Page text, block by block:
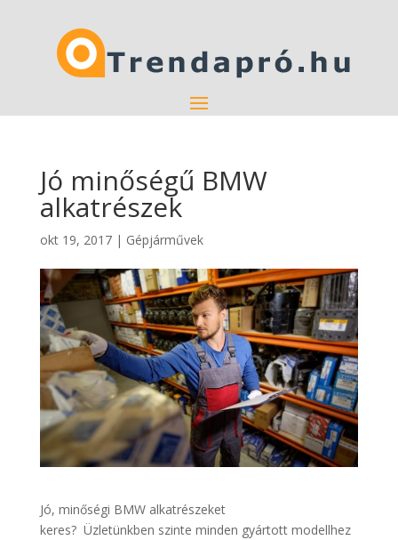
Jó minőségű BMW
alkatrészek
okt 19, 2017| Gépjárművek
Jó, minőségi BMW alkatrészeket
keres? Üzletünkben szinte minden gyártott modellhez